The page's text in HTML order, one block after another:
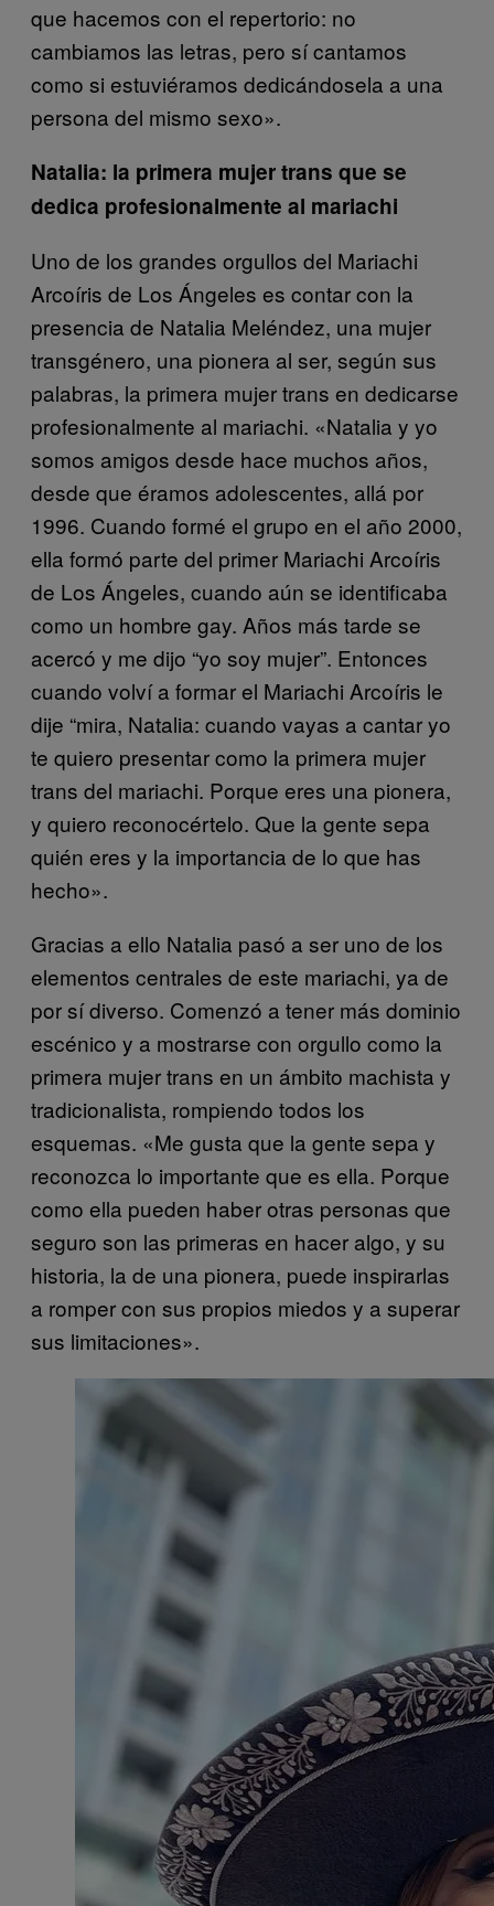
que hacemos con el repertorio: no
cambiamos las letras, pero sí cantamos
como si estuviéramos dedicándosela a una
persona del mismo sexo».
Natalia: la primera mujer trans que se
dedica profesionalmente al mariachi
Uno de los grandes orgullos del Mariachi
Arcoíris de Los Ángeles es contar con la
presencia de Natalia Meléndez, una mujer
transgénero, una pionera al ser, según sus
palabras, la primera mujer trans en dedicarse
profesionalmente al mariachi. «Natalia y yo
somos amigos desde hace muchos años,
desde que éramos adolescentes, allá por
1996. Cuando formé el grupo en el año 2000,
ella formó parte del primer Mariachi Arcoíris
de Los Ángeles, cuando aún se identificaba
como un hombre gay. Años más tarde se
acercó y me dijo “yo soy mujer”. Entonces
cuando volví a formar el Mariachi Arcoíris le
dije “mira, Natalia: cuando vayas a cantar yo
te quiero presentar como la primera mujer
trans del mariachi. Porque eres una pionera,
y quiero reconocértelo. Que la gente sepa
quién eres y la importancia de lo que has
hecho».
Gracias a ello Natalia pasó a ser uno de los
elementos centrales de este mariachi, ya de
por sí diverso. Comenzó a tener más dominio
escénico y a mostrarse con orgullo como la
primera mujer trans en un ámbito machista y
tradicionalista, rompiendo todos los
esquemas. «Me gusta que la gente sepa y
reconozca lo importante que es ella. Porque
como ella pueden haber otras personas que
seguro son las primeras en hacer algo, y su
historia, la de una pionera, puede inspirarlas
a romper con sus propios miedos y a superar
sus limitaciones».